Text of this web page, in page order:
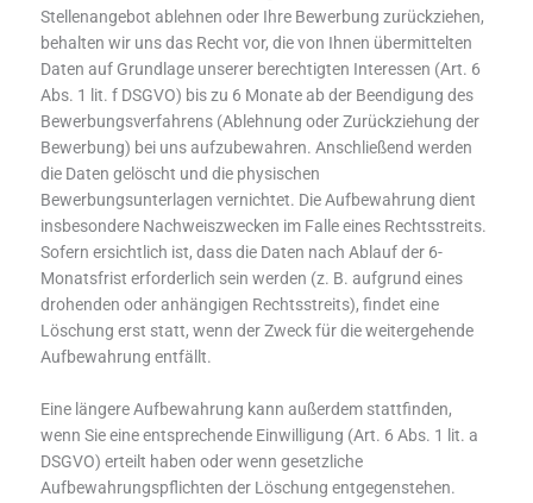
Stellenangebot ablehnen oder Ihre Bewerbung zurückziehen,
behalten wir uns das Recht vor, die von Ihnen übermittelten
Daten auf Grundlage unserer berechtigten Interessen (Art. 6
Abs. 1 lit. f DSGVO) bis zu 6 Monate ab der Beendigung des
Bewerbungsverfahrens (Ablehnung oder Zurückziehung der
Bewerbung) bei uns aufzubewahren. Anschließend werden
die Daten gelöscht und die physischen
Bewerbungsunterlagen vernichtet. Die Aufbewahrung dient
insbesondere Nachweiszwecken im Falle eines Rechtsstreits.
Sofern ersichtlich ist, dass die Daten nach Ablauf der 6-
Monatsfrist erforderlich sein werden (z. B. aufgrund eines
drohenden oder anhängigen Rechtsstreits), findet eine
Löschung erst statt, wenn der Zweck für die weitergehende
Aufbewahrung entfällt.
Eine längere Aufbewahrung kann außerdem stattfinden,
wenn Sie eine entsprechende Einwilligung (Art. 6 Abs. 1 lit. a
DSGVO) erteilt haben oder wenn gesetzliche
Aufbewahrungspflichten der Löschung entgegenstehen.